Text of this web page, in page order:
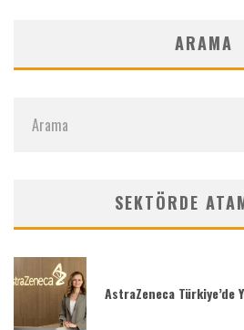
ARAMA
SEKTÖRDE
AstraZeneca Türkiye’de